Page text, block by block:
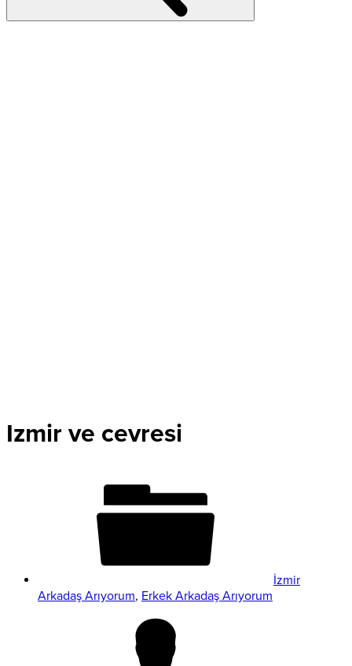
Izmir ve cevresi
İzmir
Arkadaş Arıyorum, Erkek Arkadaş Arıyorum